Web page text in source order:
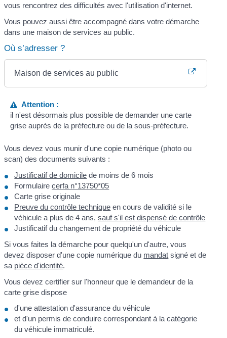
vous rencontrez des difficultés avec l'utilisation d'internet.
Vous pouvez aussi être accompagné dans votre démarche
dans une maison de services au public.
Où s’adresser ?
Maison de services au public
Attention :
il n'est désormais plus possible de demander une carte
grise auprès de la préfecture ou de la sous-préfecture.
Vous devez vous munir d'une copie numérique (photo ou
scan) des documents suivants :
Justificatif de domicile de moins de 6 mois
Formulairecerfa n°13750*05
Carte grise originale
Preuve du contrôle technique en cours de validité si le
véhicule a plus de 4 ans,sauf s'il est dispensé de contrôle
Justificatif du changement de propriété du véhicule
Si vous faites la démarche pour quelqu'un d'autre, vous
devez disposer d'une copie numérique du mandat signé et de
sa pièce d'identité.
Vous devez certifier sur l'honneur que le demandeur de la
carte grise dispose
d'une attestation d'assurance du véhicule
et d'un permis de conduire correspondant à la catégorie
du véhicule immatriculé.